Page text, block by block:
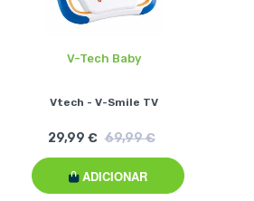
V-Tech Baby
Vtech - V-Smile TV
29,99 € 69,99 €
ADICIONAR